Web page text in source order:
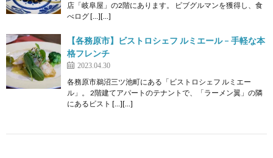
店「岐阜屋」の2階にあります。 ビブグルマンを獲得し、食
べログ […][…]
【各務原市】ビストロシェフ ルミエール – 手軽な本
格フレンチ
2023.04.30
各務原市鵜沼三ツ池町にある「ビストロシェフ ルミエー
ル」。 2階建てアパートのテナントで、「ラーメン翼」の隣
にあるビスト […][…]